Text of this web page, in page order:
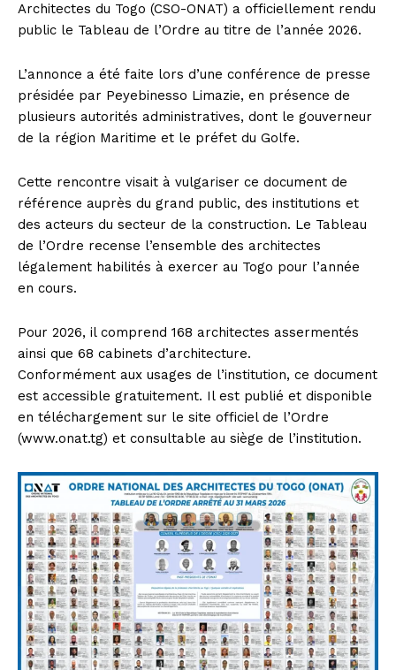
Architectes du Togo (CSO-ONAT) a officiellement rendu
public le Tableau de l’Ordre au titre de l’année 2026.
L’annonce a été faite lors d’une conférence de presse
présidée par Peyebinesso Limazie, en présence de
plusieurs autorités administratives, dont le gouverneur
de la région Maritime et le préfet du Golfe.
Cette rencontre visait à vulgariser ce document de
référence auprès du grand public, des institutions et
des acteurs du secteur de la construction. Le Tableau
de l’Ordre recense l’ensemble des architectes
légalement habilités à exercer au Togo pour l’année
en cours.
Pour 2026, il comprend 168 architectes assermentés
ainsi que 68 cabinets d’architecture.
Conformément aux usages de l’institution, ce document
est accessible gratuitement. Il est publié et disponible
en téléchargement sur le site officiel de l’Ordre
(www.onat.tg) et consultable au siège de l’institution.